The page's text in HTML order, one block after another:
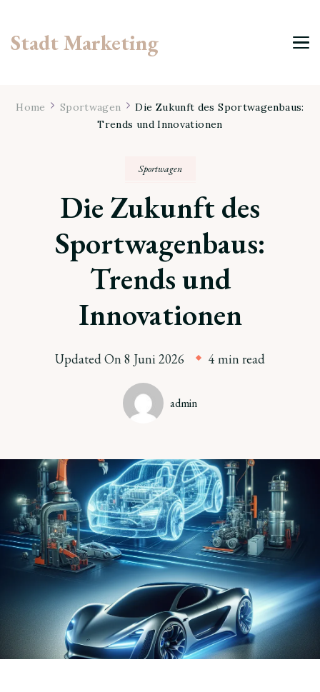
Stadt Marketing
Home Sportwagen
Die Zukunft des Sportwagenbaus:
Trends und Innovationen
Sportwagen
Die Zukunft des
Sportwagenbaus:
Trends und
Innovationen
Updated On8 Juni 2026 4 min read
admin